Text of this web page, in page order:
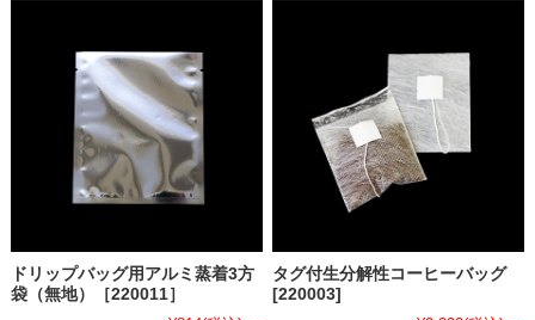
ドリップバッグ用アルミ蒸着3方
袋（無地）［220011］
タグ付生分解性コーヒーバッグ
[220003]